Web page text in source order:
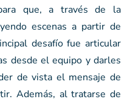
que, a través de la
escenas a partir de
desafío fue articular
desde el equipo y darles
de vista el mensaje de
Además, al tratarse de